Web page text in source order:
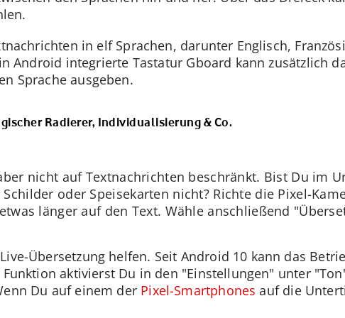
in elf Sprachen, darunter Englisch,
Android integrierte Tastatur Gboard kann zusätzlich
Sprache ausgeben.
Radierer, Individualisierung & Co.
nicht auf Textnachrichten beschränkt. Bist Du im
oder Speisekarten nicht? Richte die Pixel-
länger auf den Text. Wähle anschließend
Übersetzung helfen. Seit Android 10 kann das
aktivierst Du in den "Einstellungen" unter
Du auf einem der Pixel-Smartphones auf die